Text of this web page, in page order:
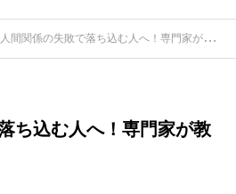
人間関係の失敗で落ち込む人へ！専門家が教える原因と回復法
ち込む人へ！専門家が教